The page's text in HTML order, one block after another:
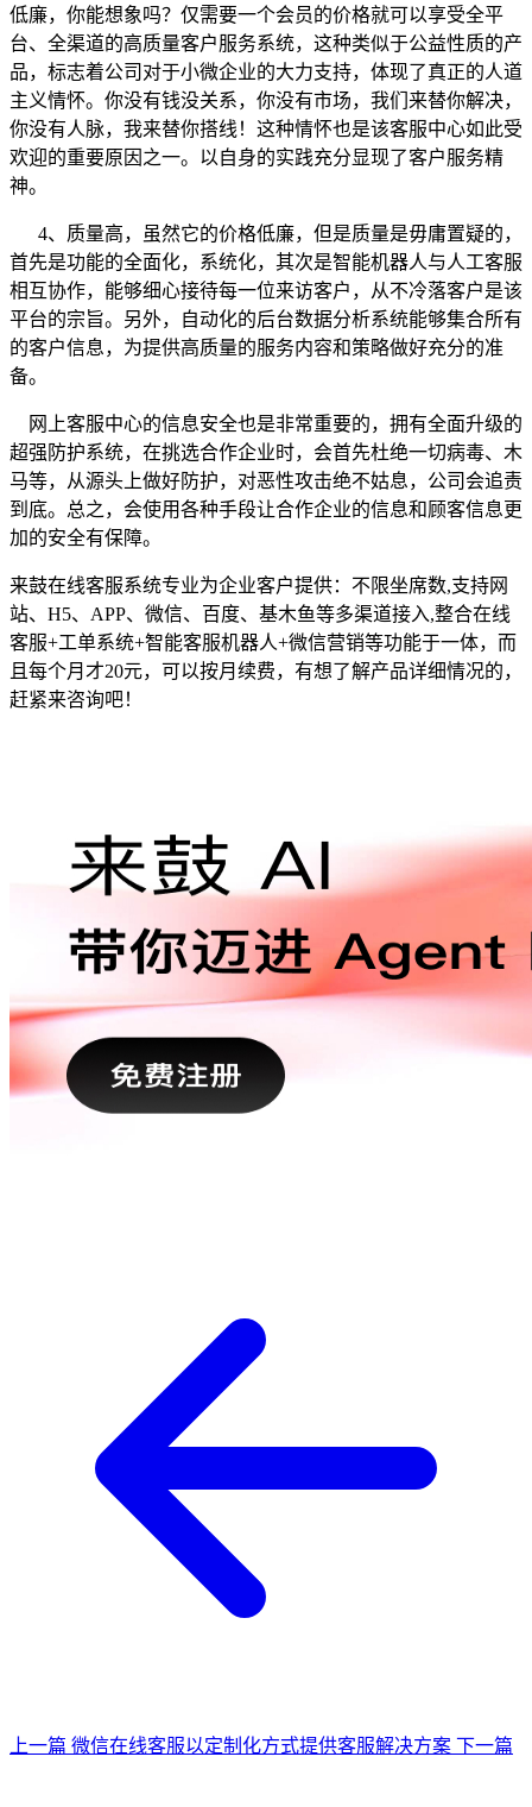
低廉，你能想象吗？仅需要一个会员的价格就可以享受全平
台、全渠道的高质量客户服务系统，这种类似于公益性质的产
品，标志着公司对于小微企业的大力支持，体现了真正的人道
主义情怀。你没有钱没关系，你没有市场，我们来替你解决，
你没有人脉，我来替你搭线！这种情怀也是该客服中心如此受
欢迎的重要原因之一。以自身的实践充分显现了客户服务精
神。
4、质量高，虽然它的价格低廉，但是质量是毋庸置疑的，
首先是功能的全面化，系统化，其次是智能机器人与人工客服
相互协作，能够细心接待每一位来访客户，从不冷落客户是该
平台的宗旨。另外，自动化的后台数据分析系统能够集合所有
的客户信息，为提供高质量的服务内容和策略做好充分的准
备。
网上客服中心的信息安全也是非常重要的，拥有全面升级的
超强防护系统，在挑选合作企业时，会首先杜绝一切病毒、木
马等，从源头上做好防护，对恶性攻击绝不姑息，公司会追责
到底。总之，会使用各种手段让合作企业的信息和顾客信息更
加的安全有保障。
来鼓在线客服系统专业为企业客户提供：不限坐席数,支持网
站、H5、APP、微信、百度、基木鱼等多渠道接入,整合在线
客服+工单系统+智能客服机器人+微信营销等功能于一体，而
且每个月才20元，可以按月续费，有想了解产品详细情况的，
赶紧来咨询吧！
上一篇 微信在线客服以定制化方式提供客服解决方案 下一篇